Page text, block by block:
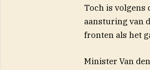
Toch is volgens
aansturing van
fronten als het
Minister Van